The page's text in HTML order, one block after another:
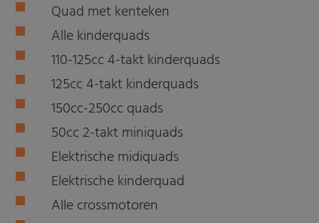
Quad met kenteken
Alle kinderquads
110-125cc 4-takt kinderquads
125cc 4-takt kinderquads
150cc-250cc quads
50cc 2-takt miniquads
Elektrische midiquads
Elektrische kinderquad
Alle crossmotoren